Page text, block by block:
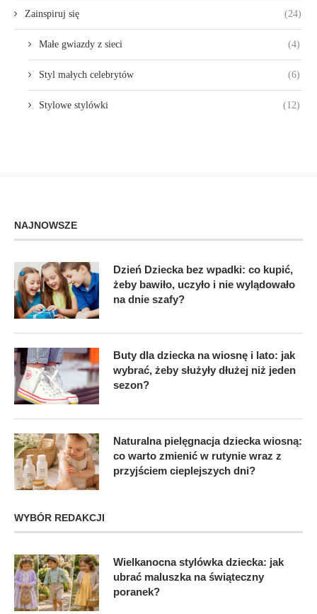
Zainspiruj się (24)
Małe gwiazdy z sieci (4)
Styl małych celebrytów (6)
Stylowe stylówki (12)
NAJNOWSZE
Dzień Dziecka bez wpadki: co kupić,
żeby bawiło, uczyło i nie wylądowało
na dnie szafy?
Buty dla dziecka na wiosnę i lato: jak
wybrać, żeby służyły dłużej niż jeden
sezon?
Naturalna pielęgnacja dziecka wiosną:
co warto zmienić w rutynie wraz z
przyjściem cieplejszych dni?
WYBÓR REDAKCJI
Wielkanocna stylówka dziecka: jak
ubrać maluszka na świąteczny
poranek?